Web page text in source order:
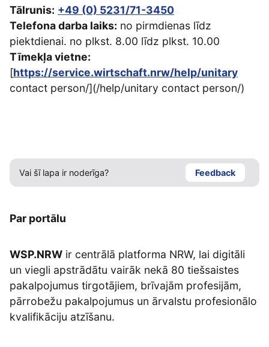
Tālrunis: +49 (0) 5231/71-3450
Telefona darba laiks: no pirmdienas līdz
piektdienai. no plkst. 8.00 līdz plkst. 10.00
Tīmekļa vietne:
[https://service.wirtschaft.nrw/help/unitary
contact person/](/help/unitary contact person/)
Vai šī lapa ir noderīga? Feedback
Par portālu
WSP.NRW ir centrālā platforma NRW, lai digitāli
un viegli apstrādātu vairāk nekā 80 tiešsaistes
pakalpojumus tirgotājiem, brīvajām profesijām,
pārrobežu pakalpojumus un ārvalstu profesionālo
kvalifikāciju atzīšanu.